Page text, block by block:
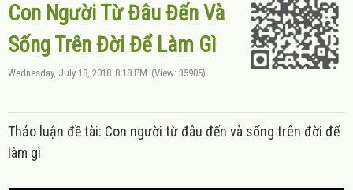
Con Người Từ Đâu Đến Và
Sống Trên Đời Để Làm Gì
Wednesday, July 18, 2018 8:18 PM (View: 35905)
Thảo luận đề tài: Con người từ đâu đến và sống trên đời để
làm gì